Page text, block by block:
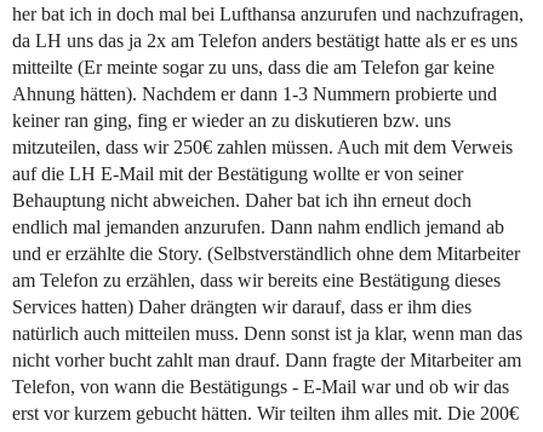
her bat ich in doch mal bei Lufthansa anzurufen und nachzufragen,
da LH uns das ja 2x am Telefon anders bestätigt hatte als er es uns
mitteilte (Er meinte sogar zu uns, dass die am Telefon gar keine
Ahnung hätten). Nachdem er dann 1-3 Nummern probierte und
keiner ran ging, fing er wieder an zu diskutieren bzw. uns
mitzuteilen, dass wir 250€ zahlen müssen. Auch mit dem Verweis
auf die LH E-Mail mit der Bestätigung wollte er von seiner
Behauptung nicht abweichen. Daher bat ich ihn erneut doch
endlich mal jemanden anzurufen. Dann nahm endlich jemand ab
und er erzählte die Story. (Selbstverständlich ohne dem Mitarbeiter
am Telefon zu erzählen, dass wir bereits eine Bestätigung dieses
Services hatten) Daher drängten wir darauf, dass er ihm dies
natürlich auch mitteilen muss. Denn sonst ist ja klar, wenn man das
nicht vorher bucht zahlt man drauf. Dann fragte der Mitarbeiter am
Telefon, von wann die Bestätigungs - E-Mail war und ob wir das
erst vor kurzem gebucht hätten. Wir teilten ihm alles mit. Die 200€